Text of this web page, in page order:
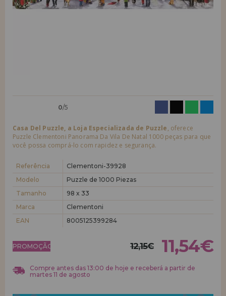
quero me cadastrar como
novo distribuidor
Você é um Profissional ou Empresa? Quer vender nossos produtos no
condições de venda com descontos especiais para distribuição.
Vá em frente! Estávamos esperando por você.
REGISTRO DE REVENDEDOR
0/5
Casa Del Puzzle, a Loja Especializada de Puzzle, oferece
Puzzle Clementoni Panorama Da Vila De Natal 1000 peças para que
você possa comprá-lo com rapidez e segurança.
Referência
Clementoni-39928
Modelo
Puzzle de 1000 Piezas
Tamanho
98 x 33
Marca
Clementoni
EAN
8005125399284
PROMOÇÃO! 12,15€ 11,54€
Compre antes das 13:00 de hoje e receberá a partir de
martes 11 de agosto